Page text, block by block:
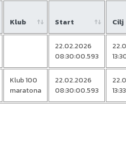
Klub Start Cilj
22.02.2026
08:30:00.593
Klub 100
maratona
22.02.2026
08:30:00.593